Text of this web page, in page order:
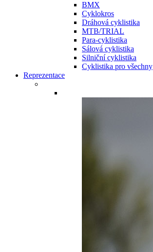
BMX
Cyklokros
Dráhová cyklistika
MTB/TRIAL
Para-cyklistika
Sálová cyklistika
Silniční cyklistika
Cyklistika pro všechny
Reprezentace